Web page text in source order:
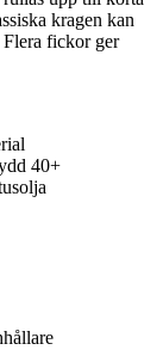
kragen kan
fickor ger
40+